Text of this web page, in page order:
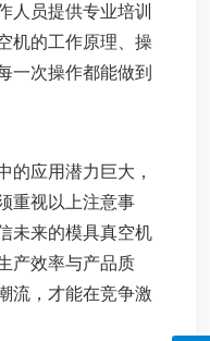
人员提供专业培训
机的工作原理、操
一次操作都能做到
的应用潜力巨大，
重视以上注意事
未来的模具真空机
产效率与产品质
流，才能在竞争激